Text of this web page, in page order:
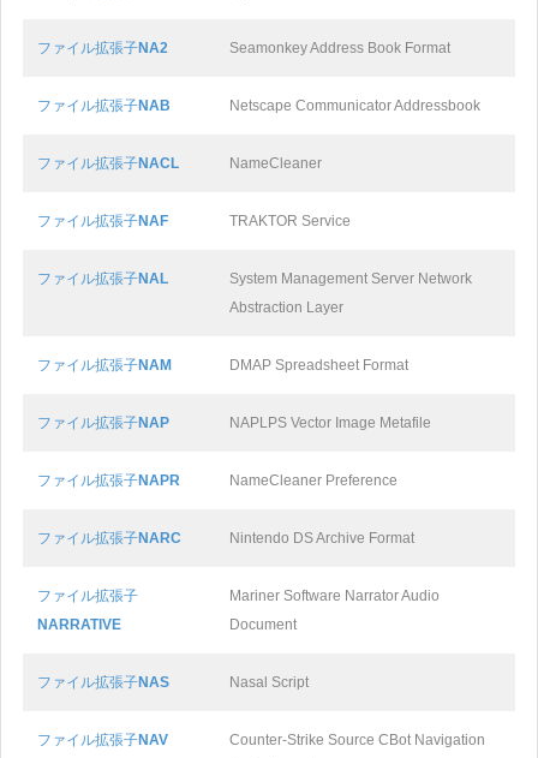
ファイル拡張子NA2 Seamonkey Address Book Format
ファイル拡張子NAB Netscape Communicator Addressbook
ファイル拡張子NACL NameCleaner
ファイル拡張子NAF TRAKTOR Service
ファイル拡張子NAL
System Management Server Network
Abstraction Layer
ファイル拡張子NAM DMAP Spreadsheet Format
ファイル拡張子NAP NAPLPS Vector Image Metafile
ファイル拡張子NAPR NameCleaner Preference
ファイル拡張子NARC Nintendo DS Archive Format
ファイル拡張子
NARRATIVE
Mariner Software Narrator Audio
Document
ファイル拡張子NAS Nasal Script
ファイル拡張子NAV
Counter-Strike Source CBot Navigation